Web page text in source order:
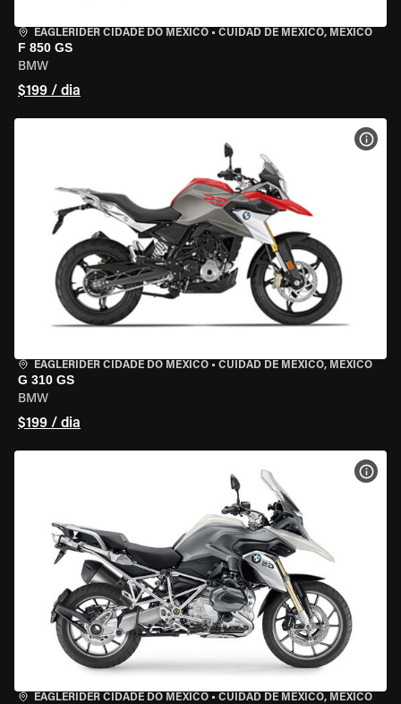
EAGLERIDER CIDADE DO MÉXICO • CUIDAD DE MEXICO, MEXICO
F 850 GS
BMW
$199 / dia
EAGLERIDER CIDADE DO MÉXICO • CUIDAD DE MEXICO, MEXICO
G 310 GS
BMW
$199 / dia
VER
EAGLERIDER CIDADE DO MÉXICO • CUIDAD DE MEXICO, MEXICO
VER